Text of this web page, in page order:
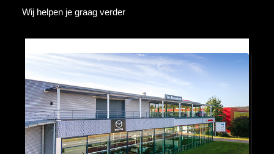
Wij helpen je graag verder